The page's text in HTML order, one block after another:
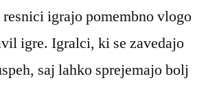
igrajo pomembno vlogo
igre. Igralci, ki se zavedajo
saj lahko sprejemajo bolj